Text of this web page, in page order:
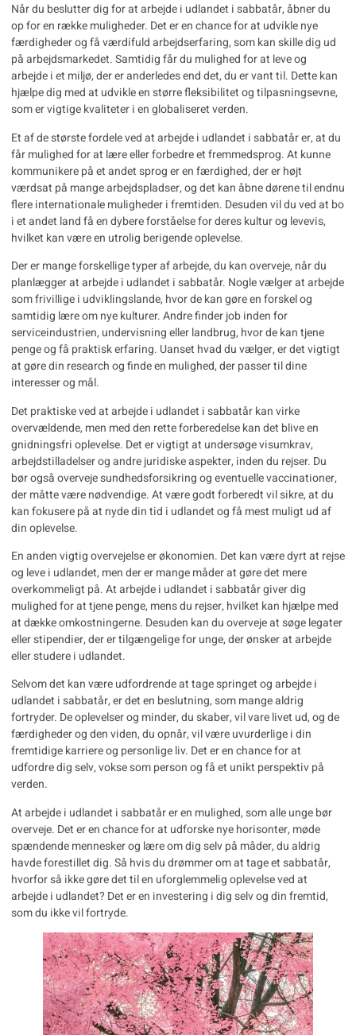
Når du beslutter dig for at arbejde i udlandet i sabbatår, åbner du
op for en række muligheder. Det er en chance for at udvikle nye
færdigheder og få værdifuld arbejdserfaring, som kan skille dig ud
på arbejdsmarkedet. Samtidig får du mulighed for at leve og
arbejde i et miljø, der er anderledes end det, du er vant til. Dette kan
hjælpe dig med at udvikle en større fleksibilitet og tilpasningsevne,
som er vigtige kvaliteter i en globaliseret verden.
Et af de største fordele ved at arbejde i udlandet i sabbatår er, at du
får mulighed for at lære eller forbedre et fremmedsprog. At kunne
kommunikere på et andet sprog er en færdighed, der er højt
værdsat på mange arbejdspladser, og det kan åbne dørene til endnu
flere internationale muligheder i fremtiden. Desuden vil du ved at bo
i et andet land få en dybere forståelse for deres kultur og levevis,
hvilket kan være en utrolig berigende oplevelse.
Der er mange forskellige typer af arbejde, du kan overveje, når du
planlægger at arbejde i udlandet i sabbatår. Nogle vælger at arbejde
som frivillige i udviklingslande, hvor de kan gøre en forskel og
samtidig lære om nye kulturer. Andre finder job inden for
serviceindustrien, undervisning eller landbrug, hvor de kan tjene
penge og få praktisk erfaring. Uanset hvad du vælger, er det vigtigt
at gøre din research og finde en mulighed, der passer til dine
interesser og mål.
Det praktiske ved at arbejde i udlandet i sabbatår kan virke
overvældende, men med den rette forberedelse kan det blive en
gnidningsfri oplevelse. Det er vigtigt at undersøge visumkrav,
arbejdstilladelser og andre juridiske aspekter, inden du rejser. Du
bør også overveje sundhedsforsikring og eventuelle vaccinationer,
der måtte være nødvendige. At være godt forberedt vil sikre, at du
kan fokusere på at nyde din tid i udlandet og få mest muligt ud af
din oplevelse.
En anden vigtig overvejelse er økonomien. Det kan være dyrt at rejse
og leve i udlandet, men der er mange måder at gøre det mere
overkommeligt på. At arbejde i udlandet i sabbatår giver dig
mulighed for at tjene penge, mens du rejser, hvilket kan hjælpe med
at dække omkostningerne. Desuden kan du overveje at søge legater
eller stipendier, der er tilgængelige for unge, der ønsker at arbejde
eller studere i udlandet.
Selvom det kan være udfordrende at tage springet ogarbejde i
udlandet i sabbatår, er det en beslutning, som mange aldrig
fortryder. De oplevelser og minder, du skaber, vil vare livet ud, og de
færdigheder og den viden, du opnår, vil være uvurderlige i din
fremtidige karriere og personlige liv. Det er en chance for at
udfordre dig selv, vokse som person og få et unikt perspektiv på
verden.
At arbejde i udlandet i sabbatår er en mulighed, som alle unge bør
overveje. Det er en chance for at udforske nye horisonter, møde
spændende mennesker og lære om dig selv på måder, du aldrig
havde forestillet dig. Så hvis du drømmer om at tage et sabbatår,
hvorfor så ikke gøre det til en uforglemmelig oplevelse ved at
arbejde i udlandet? Det er en investering i dig selv og din fremtid,
som du ikke vil fortryde.